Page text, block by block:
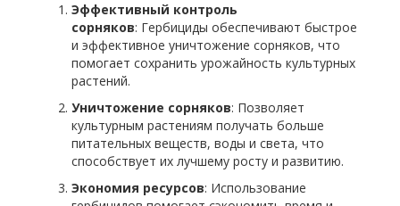
Эффективный контроль
сорняков: Гербициды обеспечивают быстрое
и эффективное уничтожение сорняков, что
помогает сохранить урожайность культурных
растений.
Уничтожение сорняков: Позволяет
культурным растениям получать больше
питательных веществ, воды и света, что
способствует их лучшему росту и развитию.
Экономия ресурсов: Использование